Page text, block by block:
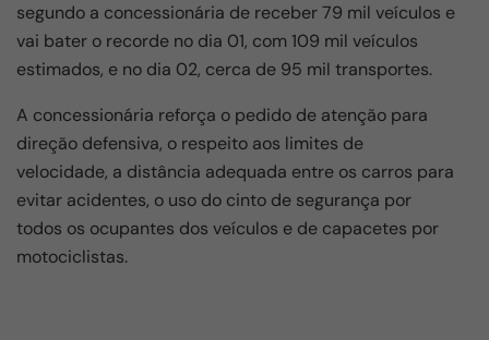
segundo a concessionária de receber 79 mil veículos e
vai bater o recorde no dia 01, com 109 mil veículos
estimados, e no dia 02, cerca de 95 mil transportes.
A concessionária reforça o pedido de atenção para
direção defensiva, o respeito aos limites de
velocidade, a distância adequada entre os carros para
evitar acidentes, o uso do cinto de segurança por
todos os ocupantes dos veículos e de capacetes por
motociclistas.